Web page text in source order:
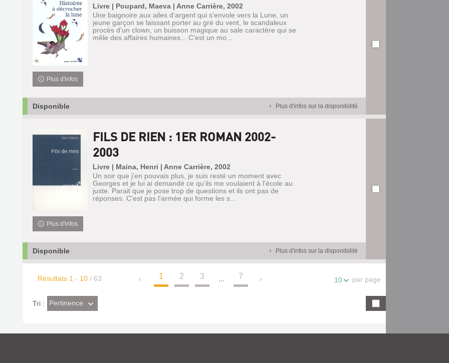
Livre | Poupard, Maeva | Anne Carrière, 2002
Une baignoire aux ailes d'argent qui s'envole vers la Lune, un
jeune garçon se laissant porter au gré du vent, le scandaleux
procès d'un clown, un buisson magique au sale caractère qui se
mêle des affaires humaines... C'est un mo...
Plus d'infos
Disponible Plus d'infos sur la disponibilité
FILS DE RIEN : 1ER ROMAN 2002-
2003
Livre | Maina, Henri | Anne Carrière, 2002
Un soir que j'en pouvais plus, je suis resté un moment avec
Georges et je lui ai demandé ce qu'ils me voulaient à l'école au
juste. Parait que je pose trop de questions et ils ont pas de
réponses. C'est pas l'armée qui forme les s...
Plus d'infos
Disponible Plus d'infos sur la disponibilité
Résultats 1 - 10 / 63 1 2 3 ... 7 10 par page
Tri :(Effet
imédiat)
Pertinence